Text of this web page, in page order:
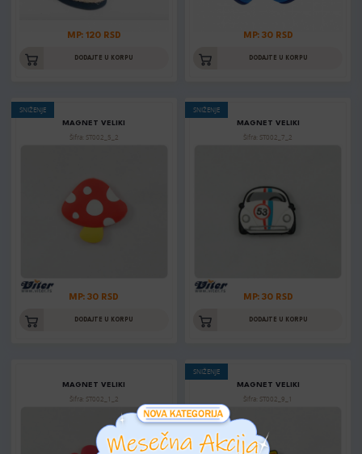
MP: 120 RSD
DODAJTE U KORPU
MP: 30 RSD
DODAJTE U KORPU
SNIŽENJE
MAGNET VELIKI
Šifra: ST002_5_2
MP: 30 RSD
DODAJTE U KORPU
SNIŽENJE
MAGNET VELIKI
Šifra: ST002_7_2
MP: 30 RSD
DODAJTE U KORPU
MAGNET VELIKI
Šifra: ST002_1_2
SNIŽENJE
MAGNET VELIKI
Šifra: ST002_9_1